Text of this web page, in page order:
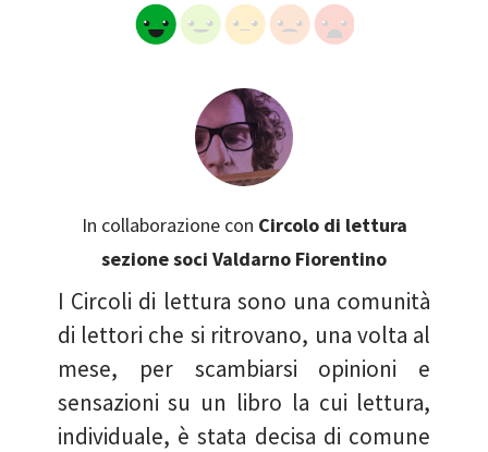
In collaborazione con Circolo di lettura
sezione soci Valdarno Fiorentino
I Circoli di lettura sono una comunità
di lettori che si ritrovano, una volta al
mese, per scambiarsi opinioni e
sensazioni su un libro la cui lettura,
individuale, è stata decisa di comune